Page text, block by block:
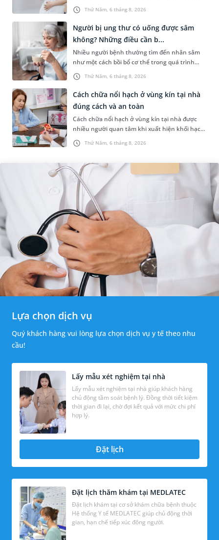
Thứ Năm, 6 tháng 8, 2026
đường tiết niệu hơn nam giới. Tùy theo nguyên
nhân, mức độ nhiễm trùng và...
Thứ Năm, 6 tháng 8, 2026
Người bị ung thư có uống được sâm
không? Những điều cần b...
Nhiều người bệnh thường tìm đến nhân sâm
như một cách bồi bổ cơ thể trong quá trình
điều trị ung thư. Tuy nhiên, câu hỏi người bị
ung thư có uống được sâm kh...
Thứ Năm, 6 tháng 8, 2026
Cách chữa nổi hạch ở vùng kín tại nhà
đúng cách và an toàn
Cách chữa nổi hạch ở vùng kín tại nhà được
nhiều người quan tâm khi xuất hiện khối hạch
nhỏ ở vùng bẹn hoặc cơ quan sinh dục. Nếu
hạch mới xuất hiện, kích th...
Lựa chọn dịch vụ
Quý khách hàng vui lòng lựa chọn dịch vụ y tế theo nhu
cầu!
Lấy mẫu xét nghiệm tại nhà
Lấy mẫu xét nghiệm tại nhà giúp khách hàng
chủ động tầm soát bệnh lý. Đồng thời tiết kiệm
thời gian đi lại, chờ đợi kết quả với mức chi phí
hợp lý.
Đặt lịch
Đặt lịch thăm khám tại MEDLATEC
Đặt lịch khám tại cơ sở khám chữa bệnh thuộc
Hệ thống Y tế MEDLATEC giúp chủ động thời
gian, hạn chế tiếp xúc đông người.